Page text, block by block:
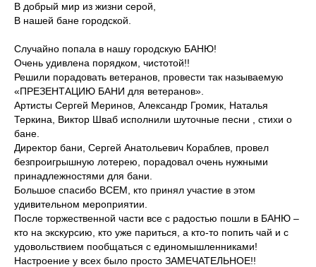
В добрый мир из жизни серой,
В нашей бане городской.
Случайно попала в нашу городскую БАНЮ!
Очень удивлена порядком, чистотой!!
Решили порадовать ветеранов, провести так называемую
«ПРЕЗЕНТАЦИЮ БАНИ для ветеранов».
Артисты Сергей Меринов, Александр Громик, Наталья
Теркина, Виктор Шваб исполнили шуточные песни , стихи о
бане.
Директор бани, Сергей Анатольевич Кораблев, провел
безпроигрышную лотерею, порадовал очень нужными
принадлежностями для бани.
Большое спасибо ВСЕМ, кто принял участие в этом
удивительном мероприятии.
После торжественной части все с радостью пошли в БАНЮ –
кто на экскурсию, кто уже париться, а кто-то попить чай и с
удовольствием пообщаться с единомышленниками!
Настроение у всех было просто ЗАМЕЧАТЕЛЬНОЕ!!